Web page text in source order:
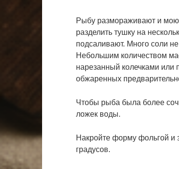
Рыбу размораживают и
разделить тушку на
подсаливают. Много соли
Небольшим количеством
нарезанный колечками или
обжаренных
Чтобы рыба была более
ложек воды.
Накройте форму фольгой и
градусов.